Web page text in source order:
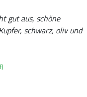
gut aus, schöne
schwarz, oliv und